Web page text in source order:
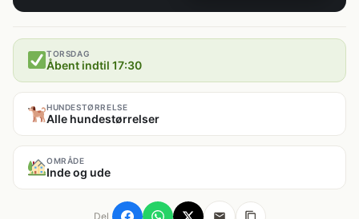
TORSDAG
Åbent indtil 17:30
HUNDESTØRRELSE
Alle hundestørrelser
OMRÅDE
Inde og ude
Del